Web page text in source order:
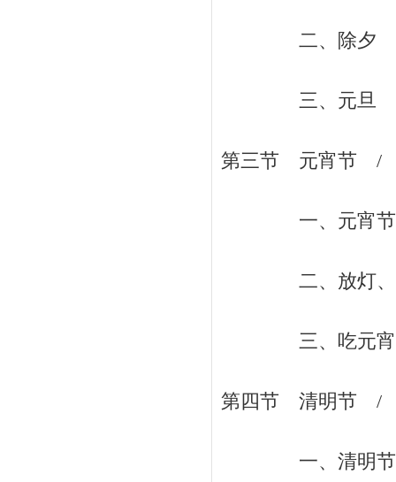
二、除夕 /
三、元旦 /
第三节 元宵节 /
一、元宵节
二、放灯、观
三、吃元宵
第四节 清明节 /
一、清明节